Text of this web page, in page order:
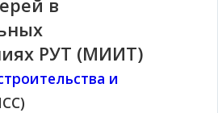
в
РУТ (МИИТ)
и